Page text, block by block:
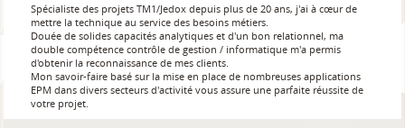
Spécialiste des projets TM1/Jedox depuis plus de 20 ans, j'ai à cœur de
mettre la technique au service des besoins métiers.
Douée de solides capacités analytiques et d'un bon relationnel, ma
double compétence contrôle de gestion / informatique m'a permis
d'obtenir la reconnaissance de mes clients.
Mon savoir-faire basé sur la mise en place de nombreuses applications
EPM dans divers secteurs d'activité vous assure une parfaite réussite de
votre projet.